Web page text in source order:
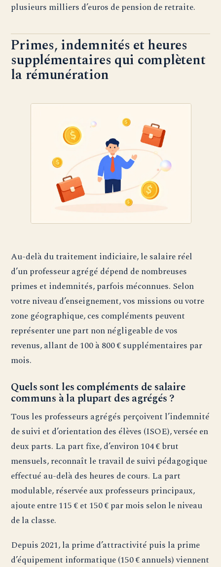
plusieurs milliers d’euros de pension de retraite.
Primes, indemnités et heures
supplémentaires qui complètent
la rémunération
Au-delà du traitement indiciaire, le salaire réel
d’un professeur agrégé dépend de nombreuses
primes et indemnités, parfois méconnues. Selon
votre niveau d’enseignement, vos missions ou votre
zone géographique, ces compléments peuvent
représenter une part non négligeable de vos
revenus, allant de 100 à 800 € supplémentaires par
mois.
Quels sont les compléments de salaire
communs à la plupart des agrégés ?
Tous les professeurs agrégés perçoivent l’indemnité
de suivi et d’orientation des élèves (ISOE), versée en
deux parts. La part fixe, d’environ 104 € brut
mensuels, reconnaît le travail de suivi pédagogique
effectué au-delà des heures de cours. La part
modulable, réservée aux professeurs principaux,
ajoute entre 115 € et 150 € par mois selon le niveau
de la classe.
Depuis 2021, la prime d’attractivité puis la prime
d’équipement informatique (150 € annuels) viennent